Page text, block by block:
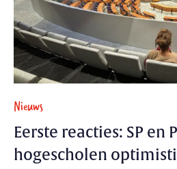
Nieuws
Eerste reacties: SP en
hogescholen